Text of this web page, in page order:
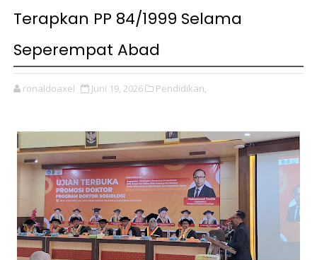
Terapkan PP 84/1999 Selama
Seperempat Abad
ronaldoaxel Juni 19, 2026 Pendidikan,